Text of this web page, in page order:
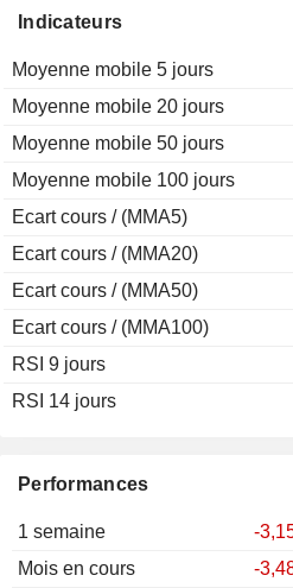
Performances
1 semaine
-
Mois en cours
-
Indicateurs
Moyenne mobile 5 jours
Moyenne mobile 20 jours
Moyenne mobile 50 jours
Moyenne mobile 100 jours
Ecart cours / (MMA5)
Ecart cours / (MMA20)
Ecart cours / (MMA50)
Ecart cours / (MMA100)
RSI 9 jours
RSI 14 jours
2012
2011
+2,07 %
2010
+20,44 %
2009
+50,30 %
2008
-42,80 %
2007
2006
2005